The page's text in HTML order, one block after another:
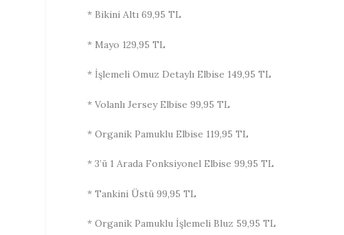
* Bikini Altı 69,95 TL
* Mayo 129,95 TL
* İşlemeli Omuz Detaylı Elbise 149,95 TL
* Volanlı Jersey Elbise 99,95 TL
* Organik Pamuklu Elbise 119,95 TL
* 3’ü 1 Arada Fonksiyonel Elbise 99,95 TL
* Tankini Üstü 99,95 TL
* Organik Pamuklu İşlemeli Bluz 59,95 TL